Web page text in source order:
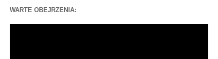
WARTE OBEJRZENIA: